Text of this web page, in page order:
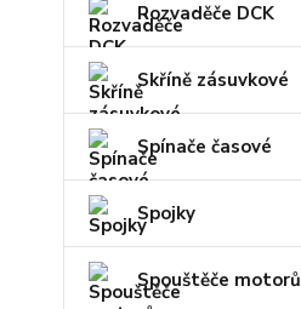
Rozvaděče DCK
Skříně zásuvkové
Spínače časové
Spojky
Spouštěče motorů